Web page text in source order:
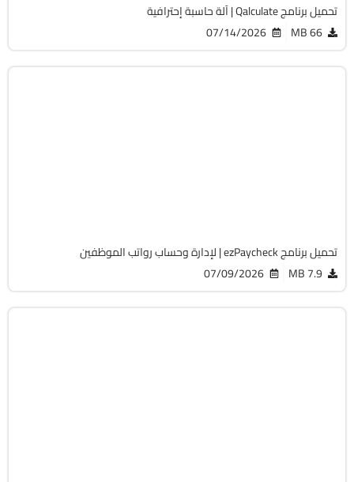
تحميل برنامج Qalculate | آلة حاسبة إحترافية
66 MB
07/14/2026
تحميل برنامج ezPaycheck | لإدارة وحساب رواتب الموظفين
7.9 MB
07/09/2026